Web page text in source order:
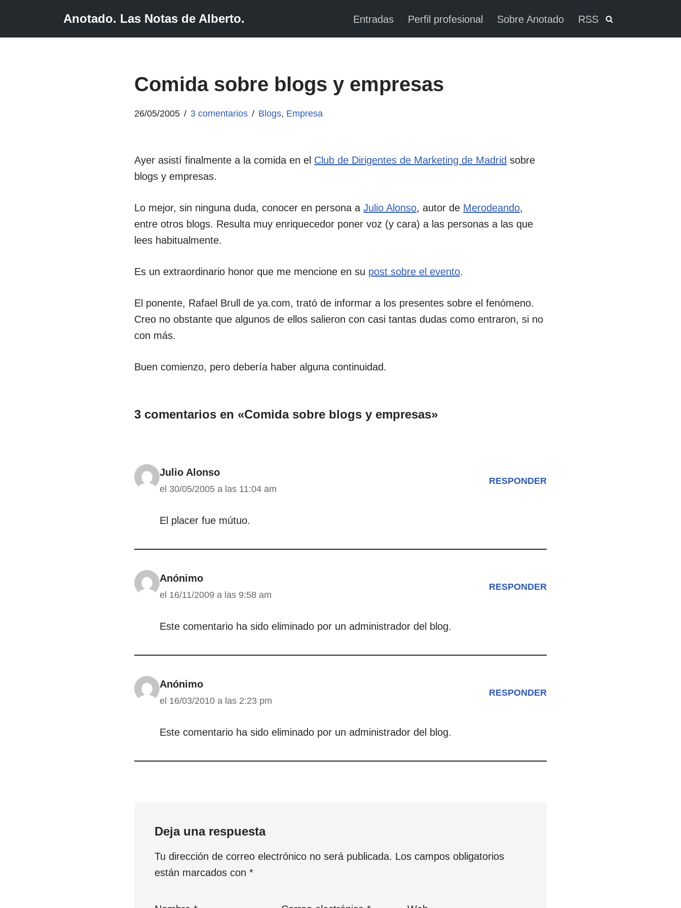
Anotado. Las Notas de Alberto. Entradas Perfil profesional Sobre Anotado RSS
Comida sobre blogs y empresas
26/05/2005 3 comentarios Blogs, Empresa
Ayer asistí finalmente a la comida en el Club de Dirigentes de Marketing de Madrid sobre
blogs y empresas.
Lo mejor, sin ninguna duda, conocer en persona aJulio Alonso, autor de Merodeando,
entre otros blogs. Resulta muy enriquecedor poner voz (y cara) a las personas a las que
lees habitualmente.
Es un extraordinario honor que me mencione en su post sobre el evento.
El ponente, Rafael Brull de ya.com, trató de informar a los presentes sobre el fenómeno.
Creo no obstante que algunos de ellos salieron con casi tantas dudas como entraron, si no
con más.
Buen comienzo, pero debería haber alguna continuidad.
3 comentarios en «Comida sobre blogs y empresas»
Julio Alonso
el 30/05/2005 a las 11:04 am
RESPONDER
El placer fue mútuo.
Anónimo
el 16/11/2009 a las 9:58 am
RESPONDER
Este comentario ha sido eliminado por un administrador del blog.
Anónimo
el 16/03/2010 a las 2:23 pm
RESPONDER
Este comentario ha sido eliminado por un administrador del blog.
Deja una respuesta
Tu dirección de correo electrónico no será publicada. Los campos obligatorios
están marcados con*